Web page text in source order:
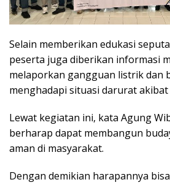
Selain memberikan edukasi
peserta juga diberikan informasi
melaporkan gangguan listrik dan
menghadapi situasi darurat
Lewat kegiatan ini, kata Agung
berharap dapat membangun
aman di masyarakat.
Dengan demikian harapannya